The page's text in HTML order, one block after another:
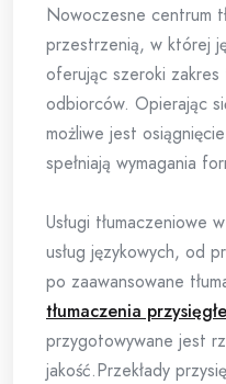
Nowoczesne centrum
przestrzenią, w której
oferując szeroki zakres
odbiorców. Opierając
możliwe jest
spełniają wymagania
Usługi tłumaczeniowe
usług językowych, od
po zaawansowane
tłumaczenia
przygotowywane jest
jakość.Przekłady